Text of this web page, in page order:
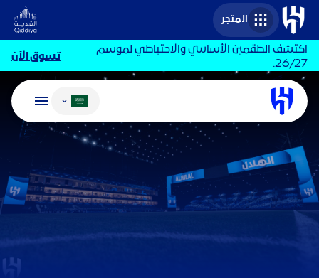
المتجر
اكتشف الطقمين الأساسي والاحتياطي لموسم
26/27.
تسوق الآن
تغيير اللغة